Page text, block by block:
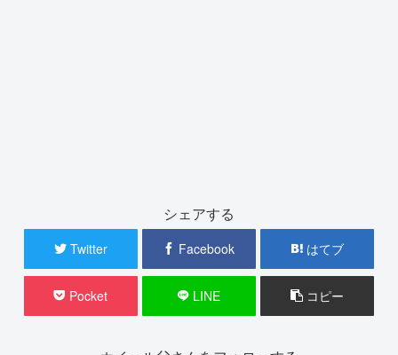
シェアする
Twitter Facebook はてブ
Pocket LINE コピー